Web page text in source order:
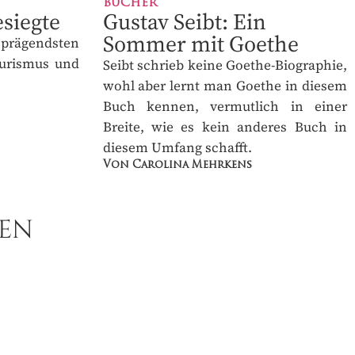
und
Gustav Seibt: Ein
Sommer mit Goethe
Seibt schrieb keine Goethe-
Biographie, wohl aber lernt man
Goethe in diesem Buch kennen,
vermutlich in einer Breite, wie es kein
anderes Buch in diesem Umfang
schafft.